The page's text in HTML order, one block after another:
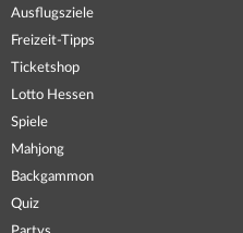
Ausflugsziele
Freizeit-Tipps
Ticketshop
Lotto Hessen
Spiele
Mahjong
Backgammon
Quiz